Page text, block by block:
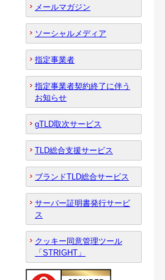
メールマガジン
ソーシャルメディア
指定事業者
指定事業者契約終了に伴う
お知らせ
gTLD取次サービス
TLD総合支援サービス
ブランドTLD総合サービス
サーバー証明書発行サービ
ス
クッキー同意管理ツール
「STRIGHT」